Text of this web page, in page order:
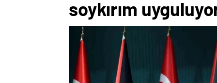
soykırım